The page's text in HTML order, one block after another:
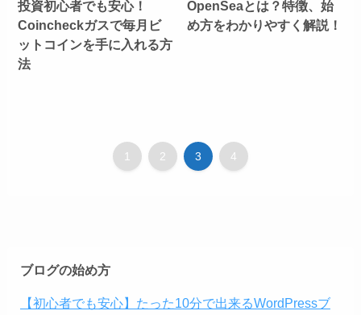
投資初心者でも安心！
Coincheckガスで毎月ビ
ットコインを手に入れる方
法
OpenSeaとは？特徴、始
め方をわかりやすく解説！
1 2 3 4
ブログの始め方
【初心者でも安心】たった10分で出来るWordPressブ